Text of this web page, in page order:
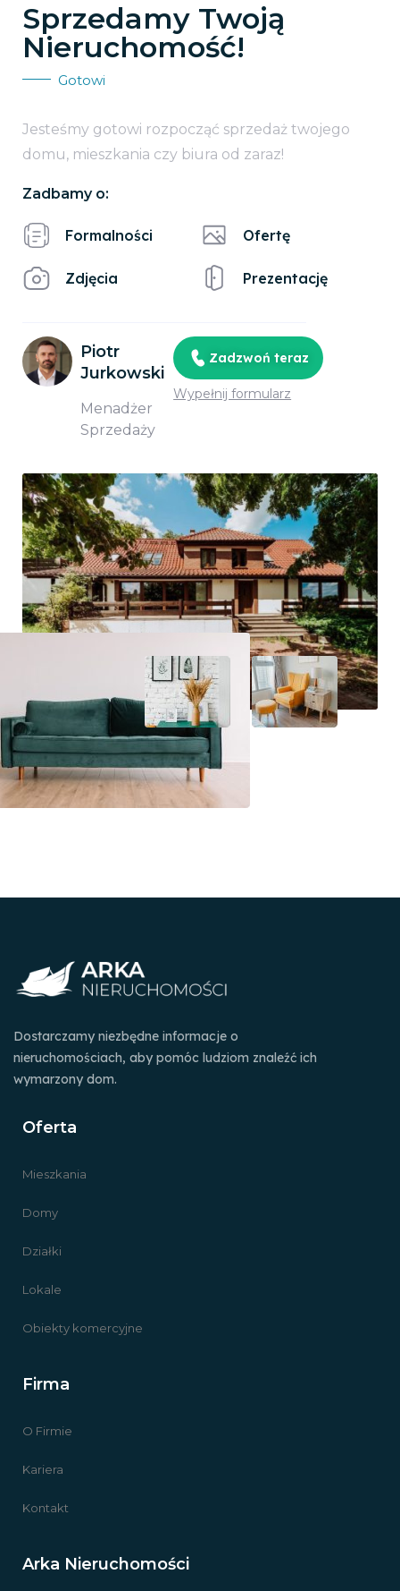
Sprzedamy Twoją
Nieruchomość!
Gotowi
Jesteśmy gotowi rozpocząć sprzedaż twojego
domu, mieszkania czy biura od zaraz!
Zadbamy o:
Formalności
Zdjęcia
Ofertę
Prezentację
Piotr
Jurkowski
Menadżer
Sprzedaży
Zadzwoń teraz
Wypełnij formularz
Dostarczamy niezbędne informacje o
nieruchomościach, aby pomóc ludziom znaleźć ich
wymarzony dom.
Oferta
Mieszkania
Domy
Działki
Lokale
Obiekty komercyjne
Firma
O Firmie
Kariera
Kontakt
Arka Nieruchomości